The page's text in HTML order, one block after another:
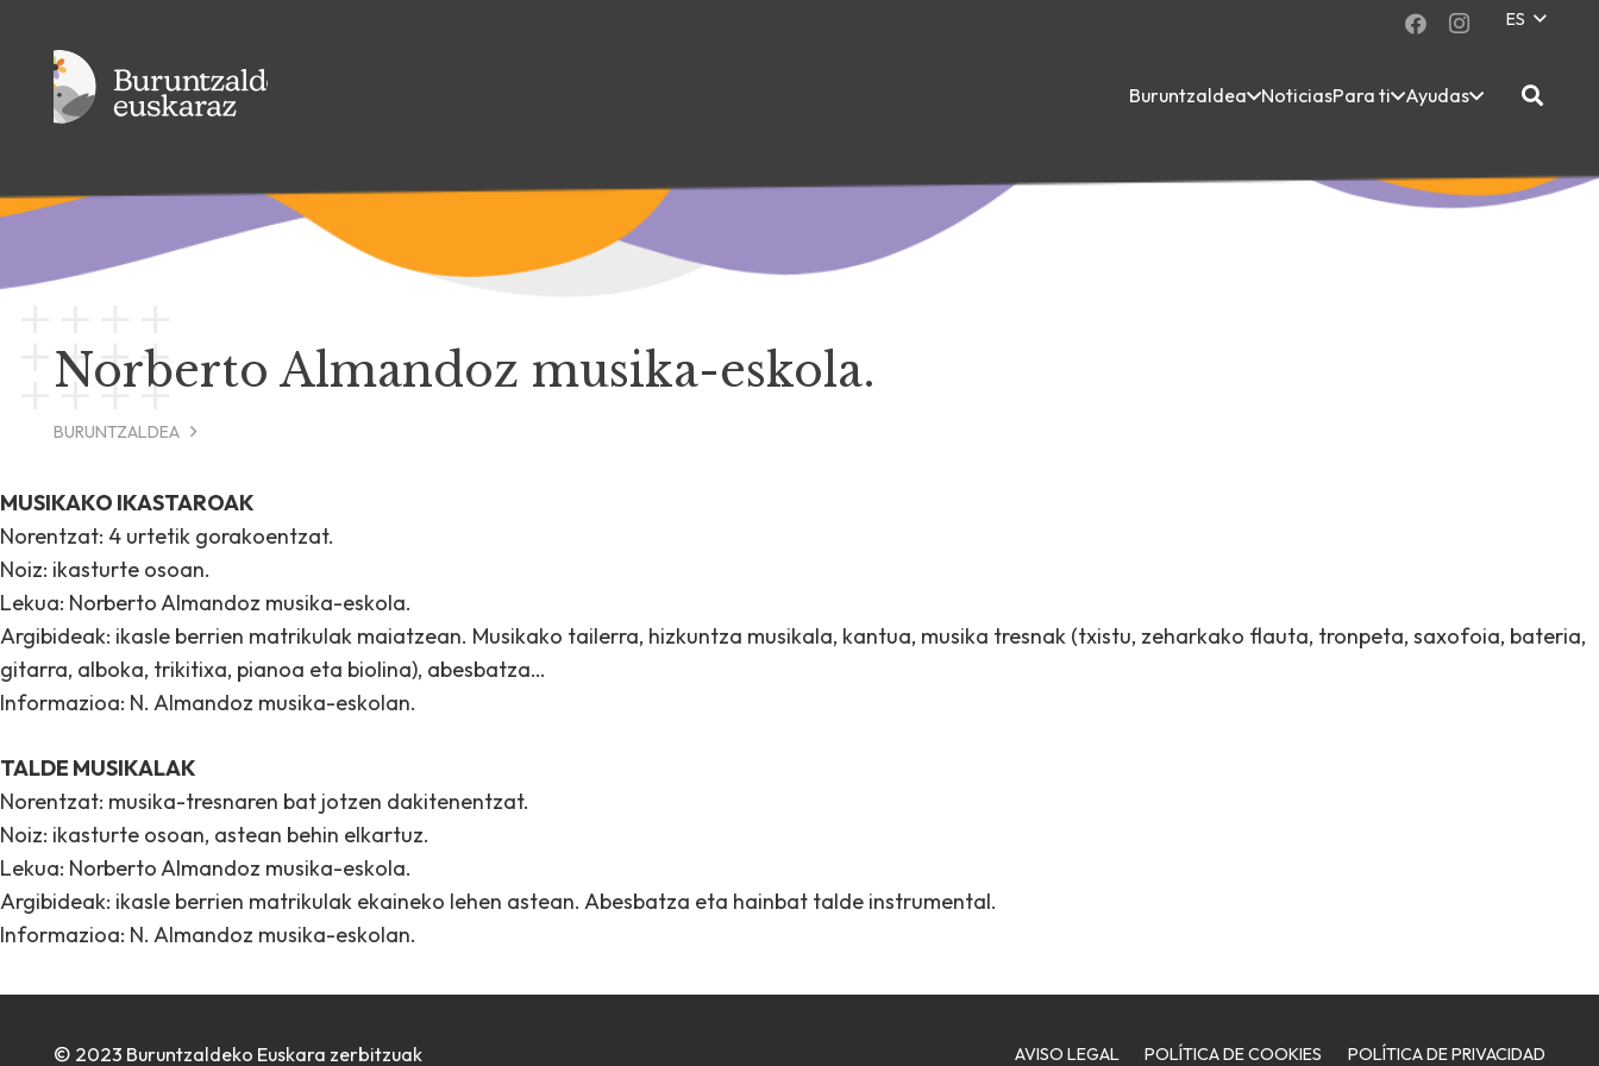
ES
Buruntzaldea NoticiasPara ti Ayudas
Norberto Almandoz musika-eskola.
BURUNTZALDEA
MUSIKAKO IKASTAROAK
Norentzat: 4 urtetik gorakoentzat.
Noiz: ikasturte osoan.
Lekua: Norberto Almandoz musika-eskola.
Argibideak: ikasle berrien matrikulak maiatzean. Musikako tailerra, hizkuntza musikala, kantua, musika tresnak (txistu, zeharkako flauta, tronpeta, saxofoia, bateria,
gitarra, alboka, trikitixa, pianoa eta biolina), abesbatza…
Informazioa: N. Almandoz musika-eskolan.
TALDE MUSIKALAK
Norentzat: musika-tresnaren bat jotzen dakitenentzat.
Noiz: ikasturte osoan, astean behin elkartuz.
Lekua: Norberto Almandoz musika-eskola.
Argibideak: ikasle berrien matrikulak ekaineko lehen astean. Abesbatza eta hainbat talde instrumental.
Informazioa: N. Almandoz musika-eskolan.
© 2023 Buruntzaldeko Euskara zerbitzuak AVISO LEGAL POLÍTICA DE COOKIES POLÍTICA DE PRIVACIDAD